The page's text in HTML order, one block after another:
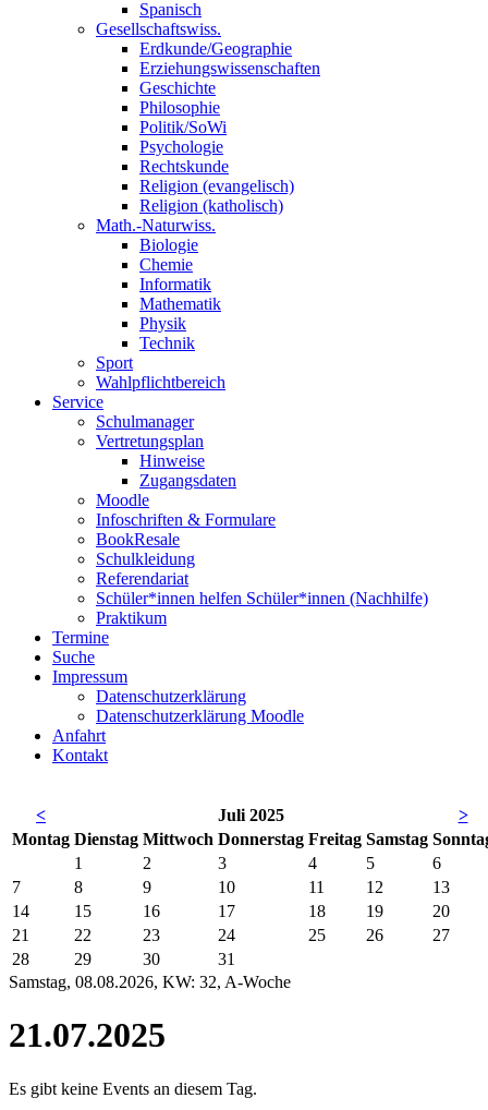
Spanisch
Gesellschaftswiss.
Erdkunde/Geographie
Erziehungswissenschaften
Geschichte
Philosophie
Politik/SoWi
Psychologie
Rechtskunde
Religion (evangelisch)
Religion (katholisch)
Math.-Naturwiss.
Biologie
Chemie
Informatik
Mathematik
Physik
Technik
Sport
Wahlpflichtbereich
Service
Schulmanager
Vertretungsplan
Hinweise
Zugangsdaten
Moodle
Infoschriften & Formulare
BookResale
Schulkleidung
Referendariat
Schüler*innen helfen Schüler*innen (Nachhilfe)
Praktikum
Termine
Suche
Impressum
Datenschutzerklärung
Datenschutzerklärung Moodle
Anfahrt
Kontakt
< Juli 2025
>
Montag Dienstag Mittwoch Donnerstag Freitag Samstag So
1
2 3 4 5
6
7
8 9 10 11 12
13
14
15 16 17 18 19
20
21
22 23 24 25 26
27
28
29 30
31
Samstag, 08.08.2026, KW: 32, A-Woche
21.07.2025
Es gibt keine Events an diesem Tag.